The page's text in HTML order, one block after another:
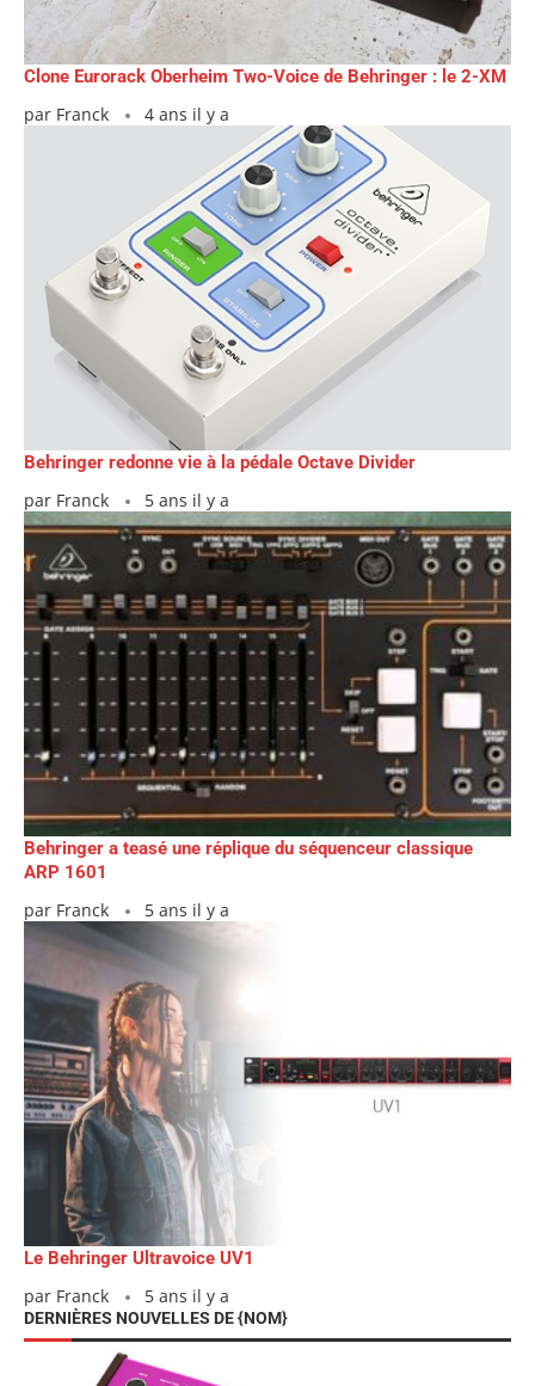
Clone Eurorack Oberheim Two-Voice de Behringer : le 2-XM
par Franck 4 ans il y a
Behringer redonne vie à la pédale Octave Divider
par Franck 5 ans il y a
Behringer a teasé une réplique du séquenceur classique
ARP 1601
par Franck 5 ans il y a
Le Behringer Ultravoice UV1
par Franck 5 ans il y a
DERNIÈRES NOUVELLES DE {NOM}